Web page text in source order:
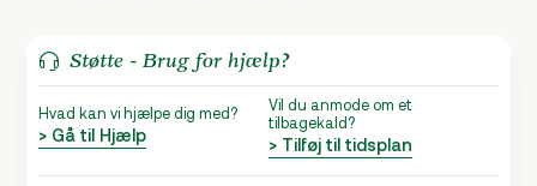
Støtte - Brug for hjælp?
Hvad kan vi hjælpe dig med?
> Gå til Hjælp
Vil du anmode om et
tilbagekald?
> Tilføj til tidsplan